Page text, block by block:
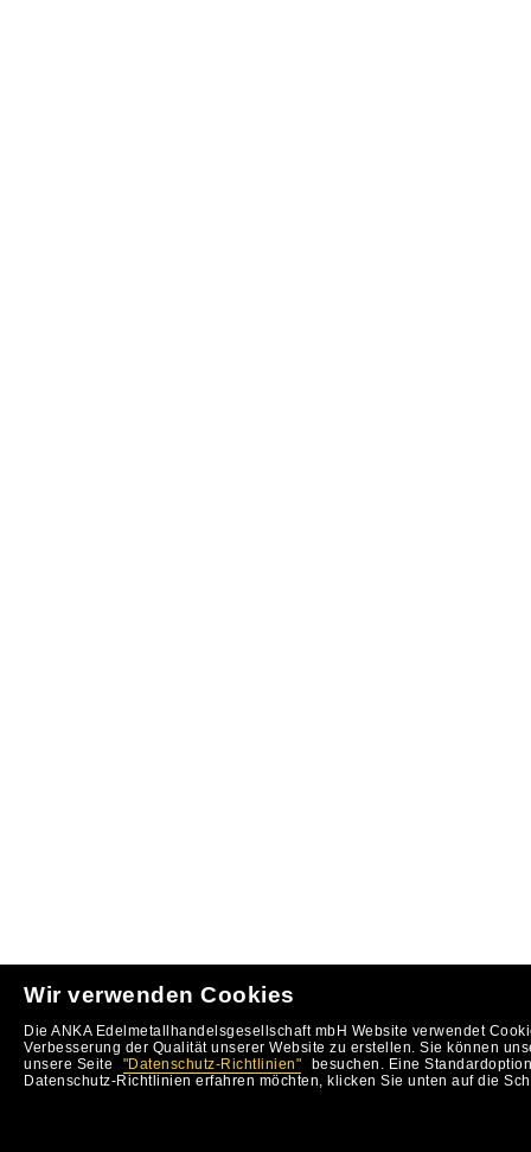
Wir verwenden Cookies
Die ANKA Edelmetallhandelsgesellschaft mbH Website verwendet
Verbesserung der Qualität unserer Website zu erstellen. Sie können
unsere Seite
"Datenschutz-Richtlinien"
besuchen. Eine
Datenschutz-Richtlinien erfahren möchten, klicken Sie unten auf die